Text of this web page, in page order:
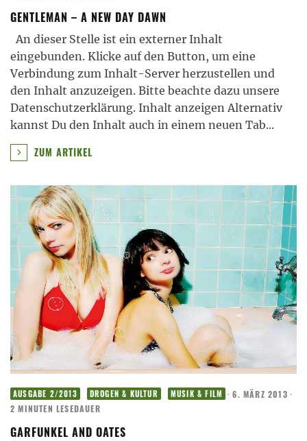
GENTLEMAN – A NEW DAY DAWN
An dieser Stelle ist ein externer Inhalt
eingebunden. Klicke auf den Button, um eine
Verbindung zum Inhalt-Server herzustellen und
den Inhalt anzuzeigen. Bitte beachte dazu unsere
Datenschutzerklärung. Inhalt anzeigen Alternativ
kannst Du den Inhalt auch in einem neuen Tab...
ZUM ARTIKEL
AUSGABE 2/2013 DROGEN & KULTUR MUSIK & FILM · 6. MÄRZ 2013 ·
2 MINUTEN LESEDAUER
GARFUNKEL AND OATES